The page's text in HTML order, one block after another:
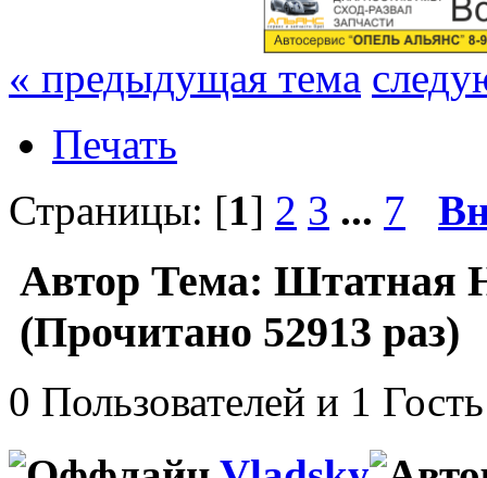
« предыдущая тема
Печать
Страницы: [1] 2 3 ... 7
Автор Тема: Штатная
(Прочитано 52913 раз)
0 Пользователей и 1